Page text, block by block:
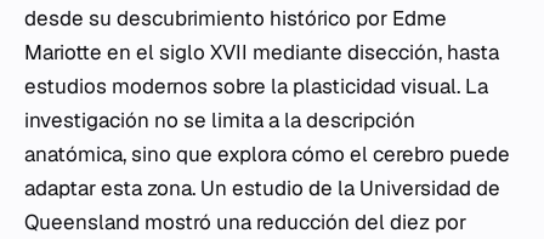
desde su descubrimiento histórico por Edme
Mariotte en el siglo XVII mediante disección, hasta
estudios modernos sobre la plasticidad visual. La
investigación no se limita a la descripción
anatómica, sino que explora cómo el cerebro puede
adaptar esta zona. Un estudio de la Universidad de
Queensland mostró una reducción del diez por